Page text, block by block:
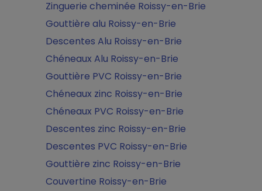
Zinguerie cheminée Roissy-en-Brie
Gouttière alu Roissy-en-Brie
Descentes Alu Roissy-en-Brie
Chéneaux Alu Roissy-en-Brie
Gouttière PVC Roissy-en-Brie
Chéneaux zinc Roissy-en-Brie
Chéneaux PVC Roissy-en-Brie
Descentes zinc Roissy-en-Brie
Descentes PVC Roissy-en-Brie
Gouttière zinc Roissy-en-Brie
Couvertine Roissy-en-Brie